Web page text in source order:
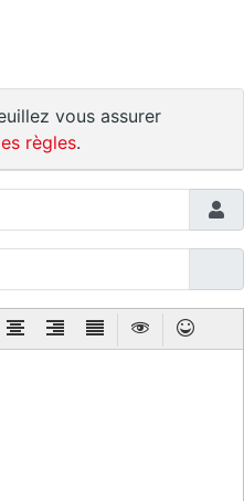
vous assurer
règles.